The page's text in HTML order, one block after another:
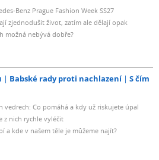
Benz Prague Fashion Week SS27
zjednodušit život, zatím ale dělají opak
možná nebývá dobře?
Babské rady proti nachlazení
S čím
vedrech: Co pomáhá a kdy už riskujete úpal
z nich rychle vyléčit
a kde v našem těle je můžeme najít?